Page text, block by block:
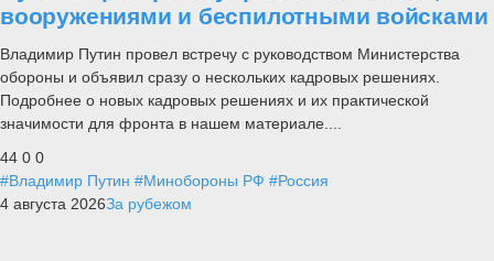
вооружениями и беспилотными войсками
Владимир Путин провел встречу с руководством Министерства
обороны и объявил сразу о нескольких кадровых решениях.
Подробнее о новых кадровых решениях и их практической
значимости для фронта в нашем материале....
44 0 0
#Владимир Путин #Минобороны РФ #Россия
4 августа 2026За рубежом